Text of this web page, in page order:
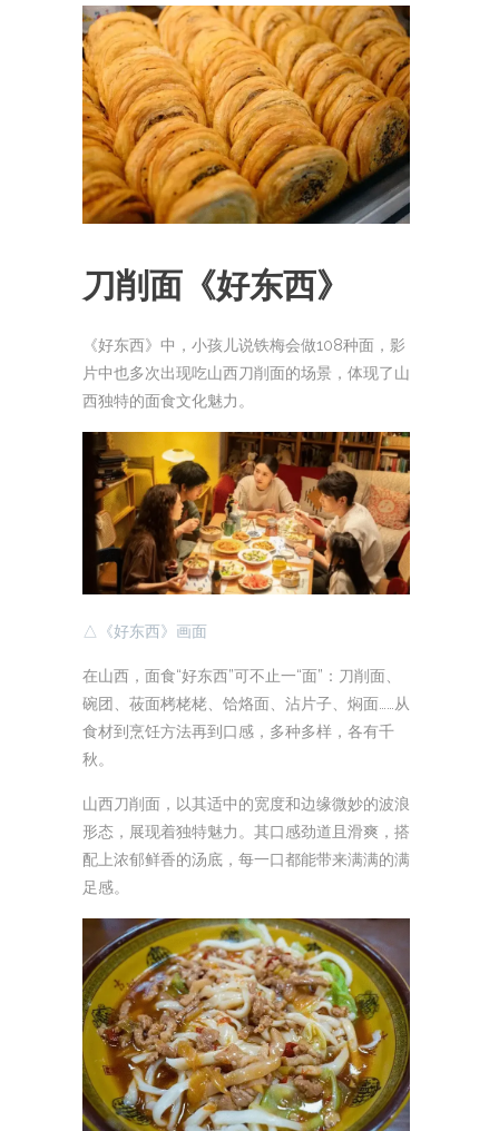
刀削面 《好东西》
《好东西》中，小孩儿说铁梅会做108种面，影
片中也多次出现吃山西刀削面的场景，体现了山
西独特的面食文化魅力。
△《好东西》画面
在山西，面食“好东西”可不止一“面”：刀削面、
碗团、莜面栲栳栳、饸烙面、沾片子、焖面……从
食材到烹饪方法再到口感，多种多样，各有千
秋。
山西刀削面，以其适中的宽度和边缘微妙的波浪
形态，展现着独特魅力。其口感劲道且滑爽，搭
配上浓郁鲜香的汤底，每一口都能带来满满的满
足感。